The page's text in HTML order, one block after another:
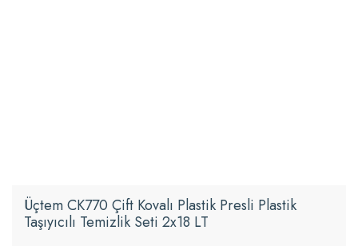
Üçtem CK770 Çift Kovalı Plastik Presli Plastik
Taşıyıcılı Temizlik Seti 2x18 LT